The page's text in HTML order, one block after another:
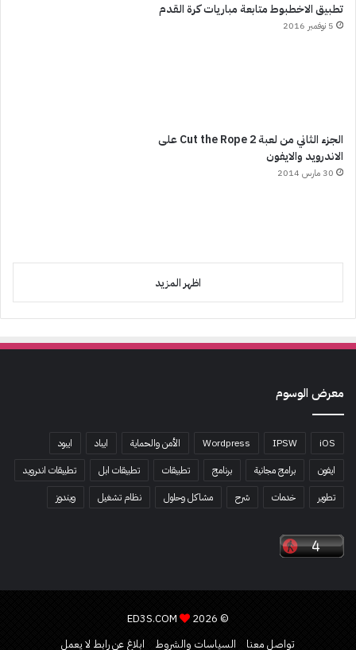
تطبيق الاخطبوط متابعة مباريات كرة القدم
5 نوفمبر 2016
الجزء الثاني من لعبة Cut the Rope 2 على
الاندرويد والايفون
30 مارس 2014
اظهر المزيد
معرض الوسوم
iOS
IPSW
Wordpress الأمن والحماية ايباد
ايبود
ايفون
برامج مجانية برنامج تطبيقات تطبيقات ابل
تطبيقات اندرويد
تطوير
خدمات شرح مشاكل وحلول نظام تشغيل ويندوز
© 2026
تواصل معنا
السياسات والشروط ابلاغ عن رابط لا يعمل